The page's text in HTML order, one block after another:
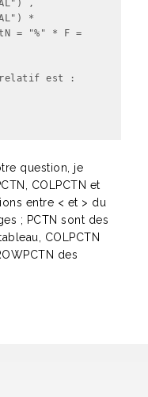
relatif est :
question, je
COLPCTN et
entre < et > du
; PCTN sont des
COLPCTN
des